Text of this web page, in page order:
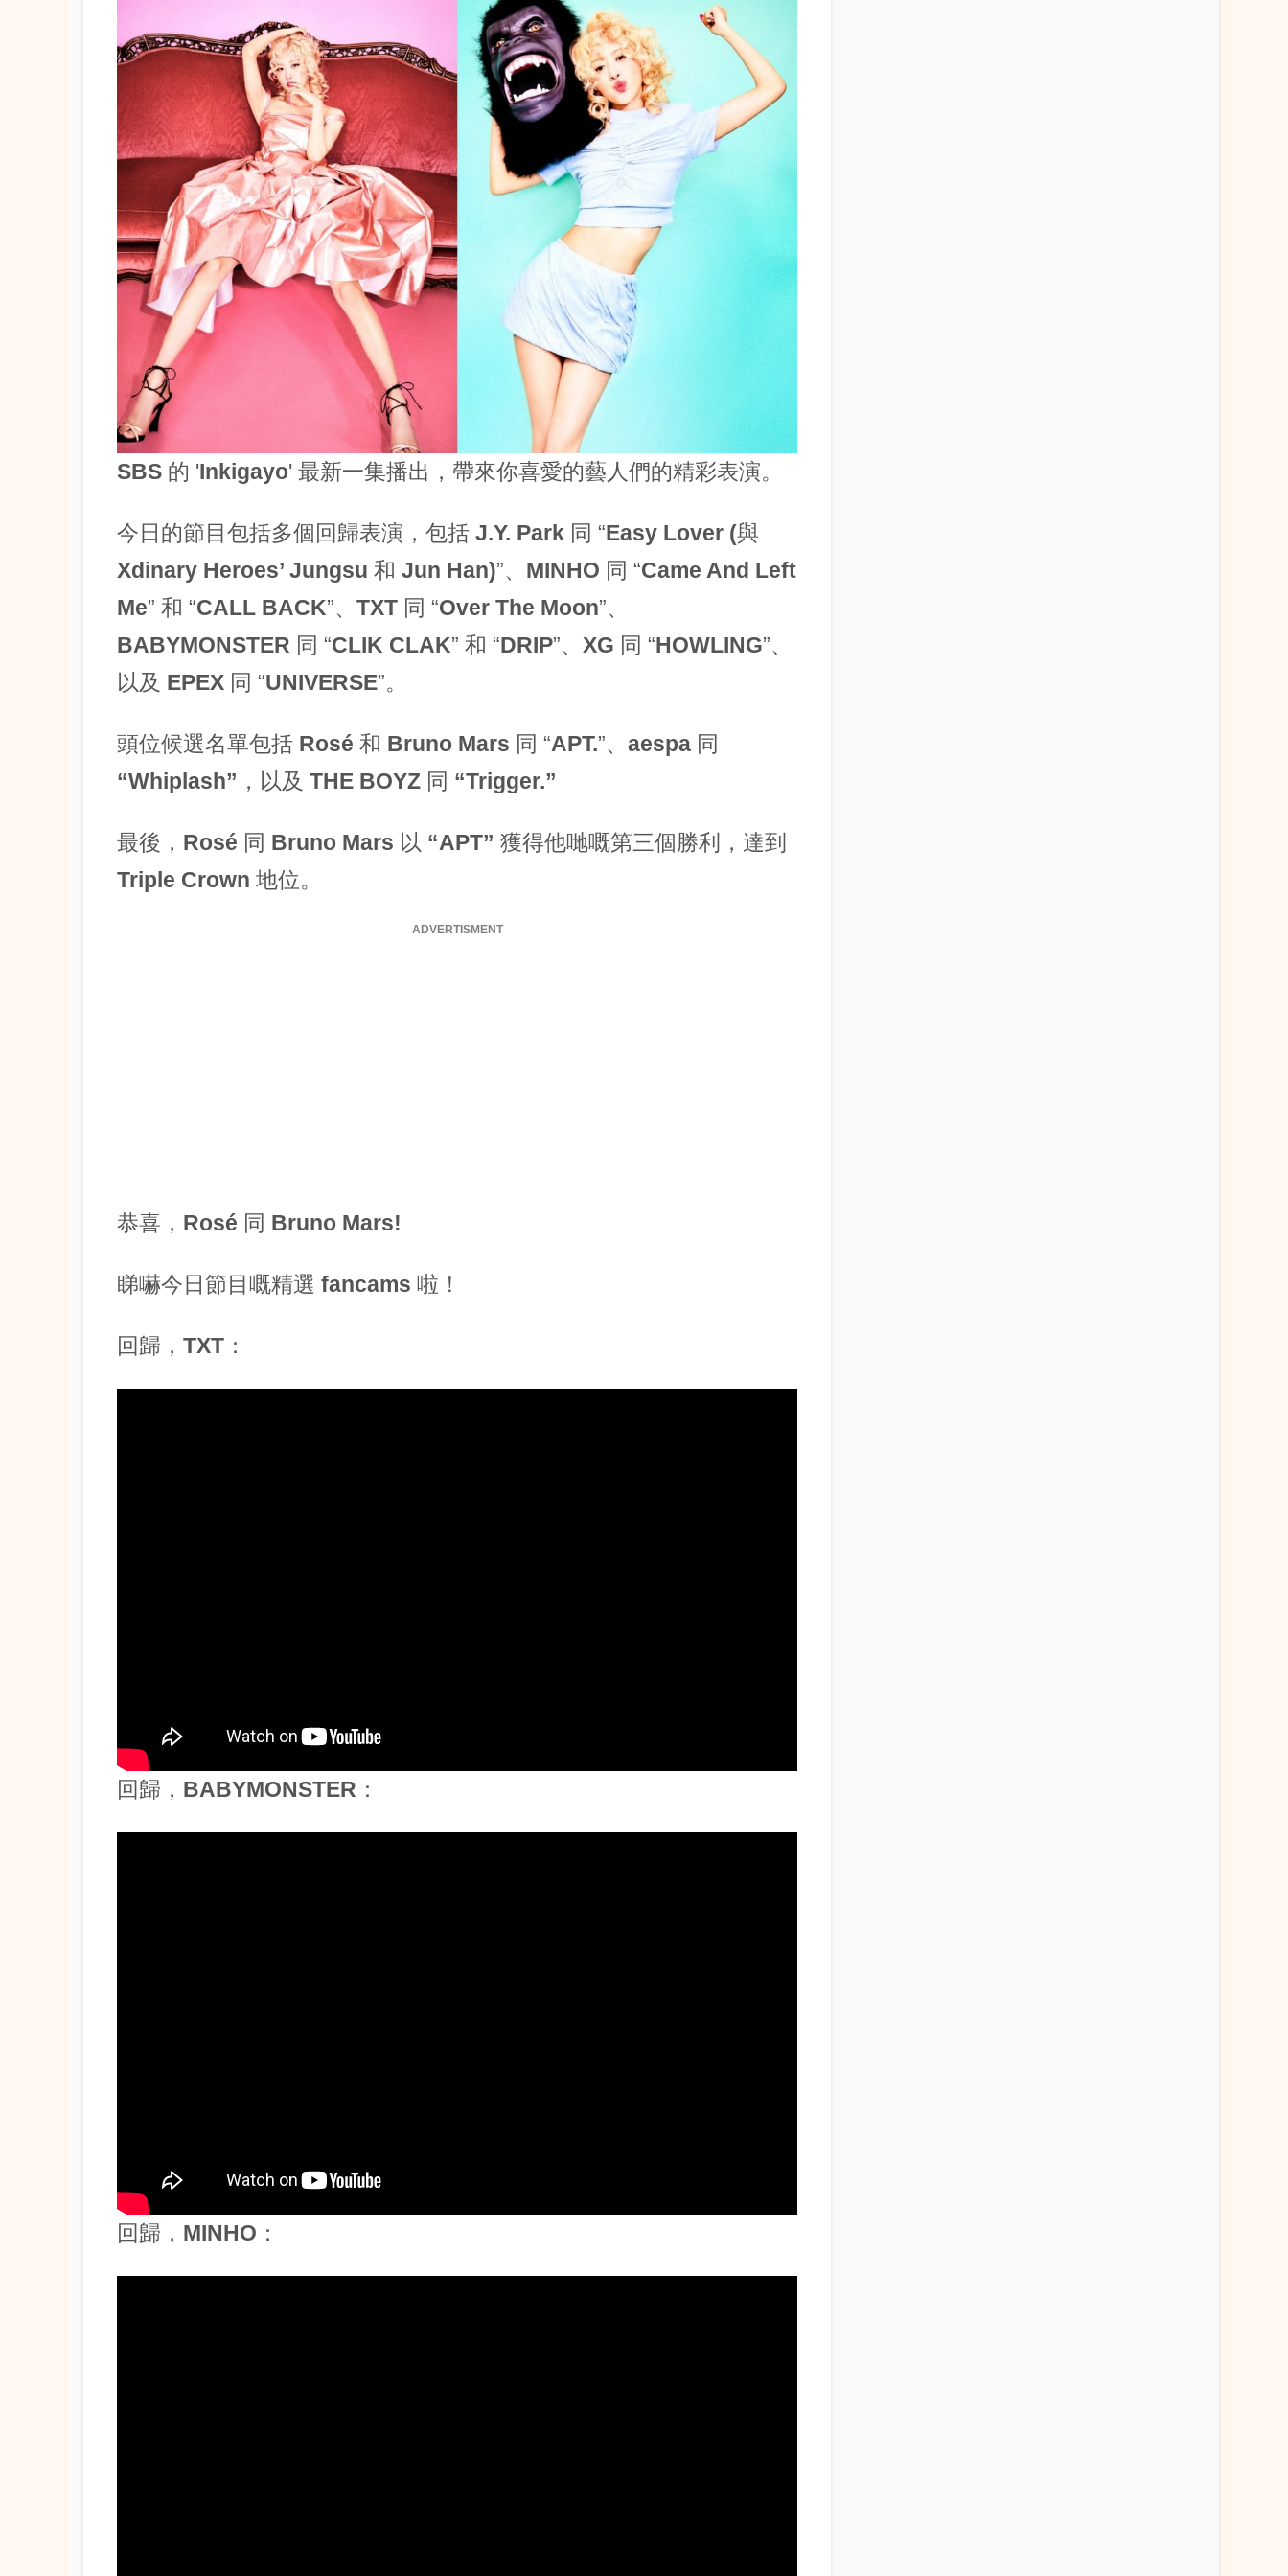
SBS 的 'Inkigayo' 最新一集播出，帶來你喜愛的藝人們的精彩表演。
今日的節目包括多個回歸表演，包括 J.Y. Park 同 “Easy Lover (與
Xdinary Heroes’ Jungsu 和 Jun Han)”、 MINHO 同 “Came And Left
Me” 和 “CALL BACK”、 TXT 同 “Over The Moon”、
BABYMONSTER 同 “CLIK CLAK” 和 “DRIP”、 XG 同 “HOWLING”、
以及 EPEX 同 “UNIVERSE”。
頭位候選名單包括 Rosé 和 Bruno Mars 同 “APT.”、 aespa 同
“Whiplash”，以及 THE BOYZ 同 “Trigger.”
最後， Rosé 同 Bruno Mars 以 “APT” 獲得他哋嘅第三個勝利，達到
Triple Crown 地位。
ADVERTISMENT
恭喜， Rosé 同 Bruno Mars!
睇嚇今日節目嘅精選 fancams 啦！
回歸，TXT：
回歸，BABYMONSTER：
回歸，MINHO：